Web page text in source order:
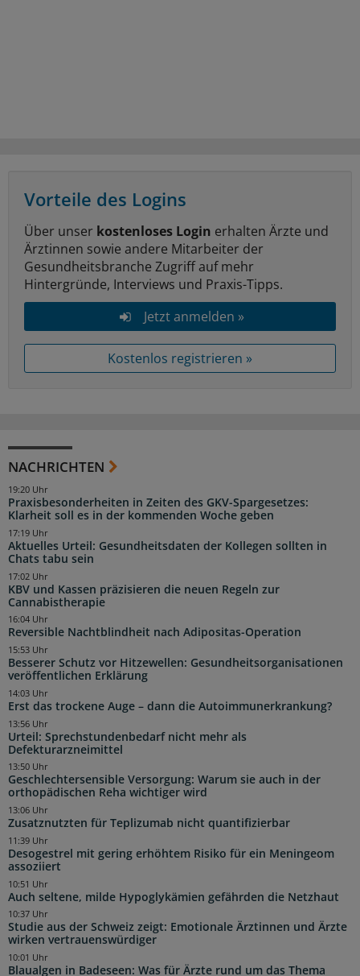
Vorteile des Logins
Über unser kostenloses Login erhalten Ärzte und
Ärztinnen sowie andere Mitarbeiter der
Gesundheitsbranche Zugriff auf mehr
Hintergründe, Interviews und Praxis-Tipps.
Jetzt anmelden »
Kostenlos registrieren »
NACHRICHTEN
Praxisbesonderheiten in Zeiten des GKV-Spargesetzes:
Klarheit soll es in der kommenden Woche geben
19:20 Uhr
Aktuelles Urteil: Gesundheitsdaten der Kollegen sollten in
Chats tabu sein
17:19 Uhr
KBV und Kassen präzisieren die neuen Regeln zur
Cannabistherapie
17:02 Uhr
Reversible Nachtblindheit nach Adipositas-Operation
16:04 Uhr
Besserer Schutz vor Hitzewellen: Gesundheitsorganisationen
veröffentlichen Erklärung
15:53 Uhr
Erst das trockene Auge – dann die Autoimmunerkrankung?
14:03 Uhr
Urteil: Sprechstundenbedarf nicht mehr als
Defekturarzneimittel
13:56 Uhr
Geschlechtersensible Versorgung: Warum sie auch in der
orthopädischen Reha wichtiger wird
13:50 Uhr
Zusatznutzten für Teplizumab nicht quantifizierbar
13:06 Uhr
Desogestrel mit gering erhöhtem Risiko für ein Meningeom
assoziiert
11:39 Uhr
Auch seltene, milde Hypoglykämien gefährden die Netzhaut
10:51 Uhr
Studie aus der Schweiz zeigt: Emotionale Ärztinnen und Ärzte
wirken vertrauenswürdiger
10:37 Uhr
Blaualgen in Badeseen: Was für Ärzte rund um das Thema
10:01 Uhr